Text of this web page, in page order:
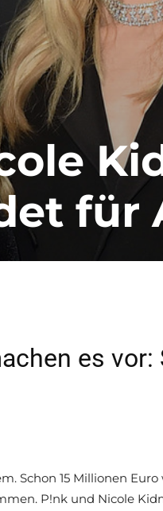
für
es vor:
Schon 15 Millionen
P!nk und Nicole